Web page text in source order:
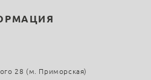
28 (м. Приморская)